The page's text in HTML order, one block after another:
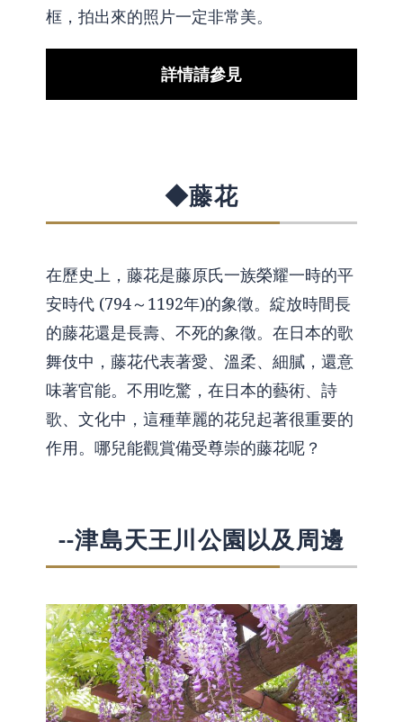
框，拍出來的照片一定非常美。
詳情請參見
◆藤花
在歷史上，藤花是藤原氏一族榮耀一時的平
安時代 (794～1192年)的象徵。綻放時間長
的藤花還是長壽、不死的象徵。在日本的歌
舞伎中，藤花代表著愛、溫柔、細膩，還意
味著官能。不用吃驚，在日本的藝術、詩
歌、文化中，這種華麗的花兒起著很重要的
作用。哪兒能觀賞備受尊崇的藤花呢？
--津島天王川公園以及周邊